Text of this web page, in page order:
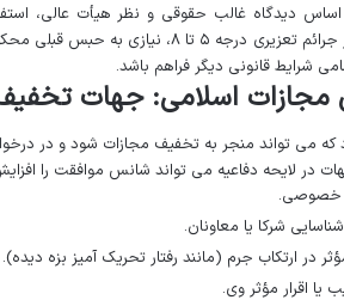
دیدگاه غالب حقوقی و نظر هیأت عالی،
اختیارات قاضی می باشد و در جرائم تعزیری
شرایط قانونی دیگر فراهم باشد.
که می تواند منجر به تخفیف مجازات شود و در
در لایحه دفاعیه می تواند شانس موافقت را
خصوصی.
شرکا یا معاونان.
در ارتکاب جرم (مانند رفتار تحریک آمیز بزه دیده).
یا اقرار مؤثر وی.